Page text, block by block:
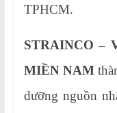
TPHCM.
STRAINCO –
MIỀN NAM
dưỡng nguồn